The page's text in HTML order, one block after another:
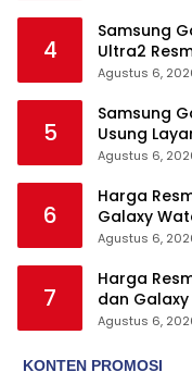
4
Samsung
Ultra2
Wear Elite,
Agustus 6,
5
Samsung
Usung
Agustus 6,
6
Harga
Galaxy
Jutaan
Agustus 6,
7
Harga
dan Galaxy
Jutaan
Agustus 6,